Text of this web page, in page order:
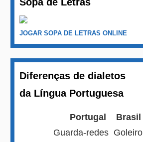
JOGAR SOPA DE LETRAS ONLINE
Diferenças de dialetos
da Língua Portuguesa
Portugal
Brasil
Guarda-redes Goleiro